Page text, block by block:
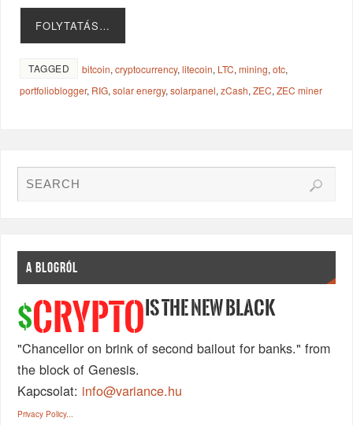
FOLYTATÁS…
TAGGED bitcoin,cryptocurrency,litecoin, LTC,mining,otc,
portfolioblogger, RIG,solar energy,solarpanel,zCash,ZEC,ZEC miner
A BLOGRÓL
$CRYPTO IS THE NEW BLACK
"Chancellor on brink of second bailout for banks." from
the block of Genesis.
Kapcsolat: info@variance.hu
Privacy Policy...